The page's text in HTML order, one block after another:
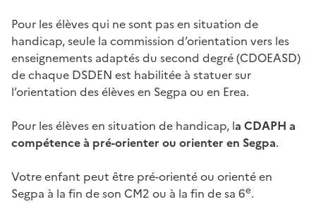
Pour les élèves qui ne sont pas en situation de
handicap, seule la commission d’orientation vers les
enseignements adaptés du second degré (CDOEASD)
de chaque DSDEN est habilitée à statuer sur
l’orientation des élèves en Segpa ou en Erea.
Pour les élèves en situation de handicap, la CDAPH a
compétence à pré-orienter ou orienter en Segpa.
Votre enfant peut être pré-orienté ou orienté en
Segpa à la fin de son CM2 ou à la fin de sa 6e.